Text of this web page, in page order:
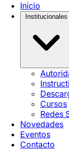
Inicio
Cursos
Redes
Novedades
Eventos
Contacto